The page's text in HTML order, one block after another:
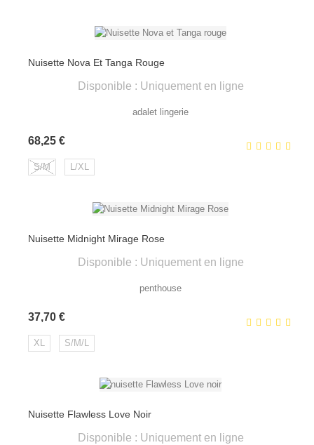
Nuisette Nova Et Tanga Rouge
Disponible : Uniquement en ligne
adalet lingerie
68,25 €Prix
S/M L/XL
Nuisette Midnight Mirage Rose
Disponible : Uniquement en ligne
penthouse
37,70 €Prix
XL S/M/L
Nuisette Flawless Love Noir
Disponible : Uniquement en ligne